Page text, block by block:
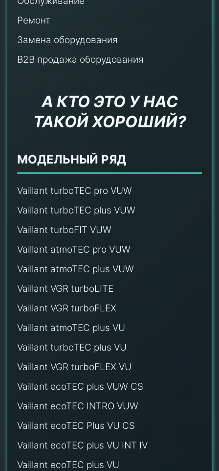
Ремонт
Замена оборудования
B2B продажа оборудования
А КТО ЭТО У НАС
ТАКОЙ ХОРОШИЙ?
МОДЕЛЬНЫЙ РЯД
Vaillant turboTEC pro VUW
Vaillant turboTEC plus VUW
Vaillant turboFIT VUW
Vaillant atmoTEC pro VUW
Vaillant atmoTEC plus VUW
Vaillant VGR turboLITE
Vaillant VGR turboFLEX
Vaillant atmoTEC plus VU
Vaillant turboTEC plus VU
Vaillant VGR turboFLEX VU
Vaillant ecoTEC plus VUW CS
Vaillant ecoTEC INTRO VUW
Vaillant ecoTEC Plus VU CS
Vaillant ecoTEC plus VU INT IV
Vaillant ecoTEC plus VU